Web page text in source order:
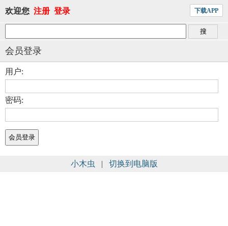
欢迎您 注册 登录 下载APP
会员登录
用户:
密码:
小木虫 | 切换到电脑版